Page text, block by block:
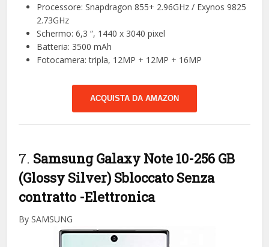
Processore: Snapdragon 855+ 2.96GHz / Exynos 9825
2.73GHz
Schermo: 6,3 “, 1440 x 3040 pixel
Batteria: 3500 mAh
Fotocamera: tripla, 12MP + 12MP + 16MP
ACQUISTA DA AMAZON
7. Samsung Galaxy Note 10-256 GB
(Glossy Silver) Sbloccato Senza
contratto -Elettronica
By SAMSUNG